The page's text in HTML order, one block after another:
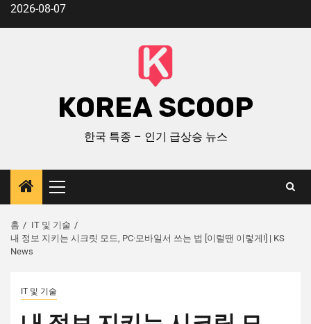
2026-08-07
KOREA SCOOP
한국 특종 – 인기 급상승 뉴스
홈
IT 및 기술
내 정보 지키는 시크릿 모드, PC·모바일서 쓰는 법 [이럴땐 이렇게!] | KS
News
IT 및 기술